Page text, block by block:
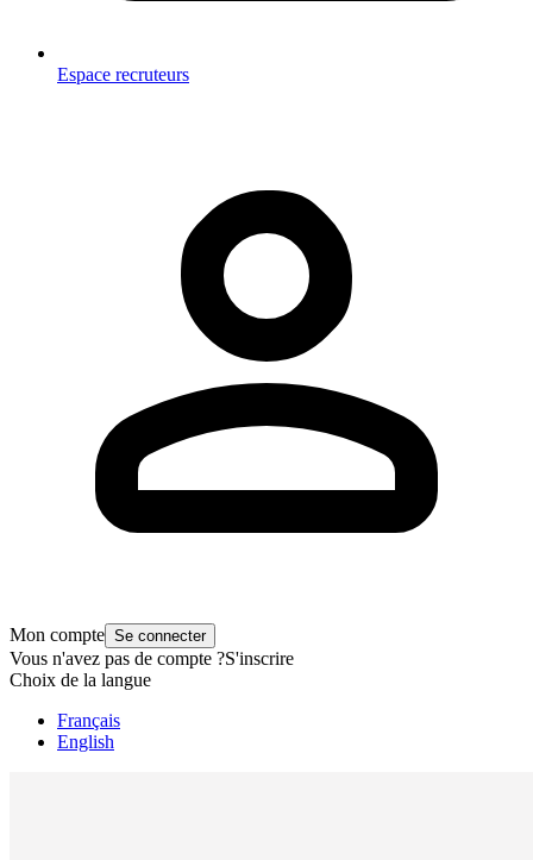
Espace recruteurs
Mon compte Se connecter
Vous n'avez pas de compte ?S'inscrire
Choix de la langue
Français
English